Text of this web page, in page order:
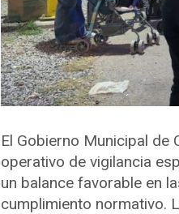
El Gobierno Municipal de
operativo de vigilancia
un balance favorable en
cumplimiento normativo.